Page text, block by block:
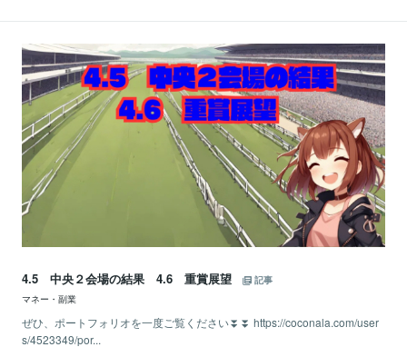
4.5 中央２会場の結果 4.6 重賞展望
記事
マネー・副業
ぜひ、ポートフォリオを一度ご覧ください⏬⏬ https://coconala.com/user
s/4523349/por...